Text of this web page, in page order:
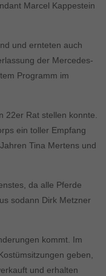
Marcel Kappestein
und ernteten auch
der Mercedes-
Programm im
22er Rat stellen konnte.
ein toller Empfang
Tina Mertens und
da alle Pferde
sodann Dirk Metzner
kommt. Im
geben,
und erhalten